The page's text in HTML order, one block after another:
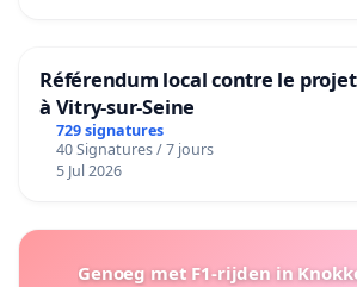
Référendum local contre le
à Vitry-sur-Seine
729 signatures
40 Signatures / 7 jours
5 Jul 2026
Genoeg met F1-rijden in